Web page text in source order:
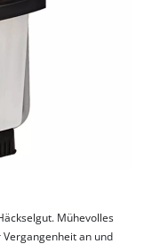
Mühevolles
an und